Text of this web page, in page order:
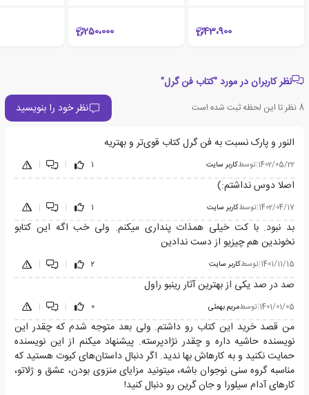
43،900 250،000
نظر کاربران در مورد "کتاب فن گرل"
8 نظر تا این لحظه ثبت شده است نظر خود را بنویسید
النور و پارک نسبت به فن گرل کتاب قوی‌تر و بهتریه
1402/05/22
|توسطکاربر سایت 1
|
|
اصلا دوس نداشتم:)
1402/04/17
|توسطکاربر سایت 1
|
|
بد نبود. با کت خیلی همذات پنداری میکنم. ولی خب اگه این کتابو
نخوندین هم چیزیو از دست ندادین
1401/11/15
|توسطکاربر سایت 2
|
|
صد در صد یکی از بهترین آثار رینبو راول
1401/01/05
|توسطمریم بهمئی 0
|
|
من قصد خرید این کتاب رو داشتم. ولی بعد متوجه شدم که چقدر این
نویسنده حاشیه داره و چقدر نژادپرسته. پیشنهاد میکنم از این نویسنده
حمایت نکنید و به کارهاش بها ندید. اگر دنبال داستان‌های کیوت هستید که
مناسبه گروه سنی نوجوان باشه، میتونید مزایای منزوی بودن، عشق و ژلاتو،
کارهای آدام سیلورا و جان گرین رو دنبال کنید!